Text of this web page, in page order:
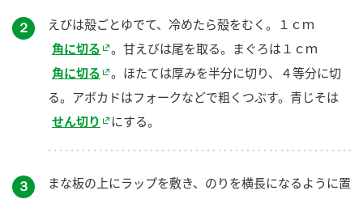
２
えびは殻ごとゆでて、冷めたら殻をむく。１ｃｍ
角に切る
。甘えびは尾を取る。まぐろは１ｃｍ
角に切る
。ほたては厚みを半分に切り、４等分に切
る。アボカドはフォークなどで粗くつぶす。青じそは
せん切り
にする。
３ まな板の上にラップを敷き、のりを横長になるように置